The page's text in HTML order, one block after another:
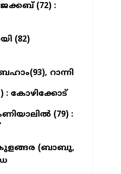
(72) :
(82)
റാന്നി
: കോഴിക്കോട്
(79) :
(ബാബു,